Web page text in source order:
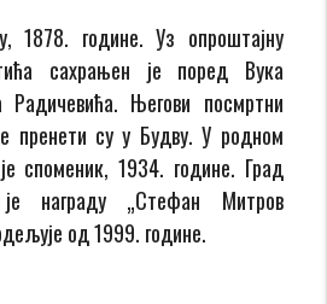
1878. године. Уз опроштајну
сахрањен је поред Вука
Његови посмртни
пренети су у Будву. У родном
споменик, 1934. године. Град
награду „Стефан Митров
од 1999. године.